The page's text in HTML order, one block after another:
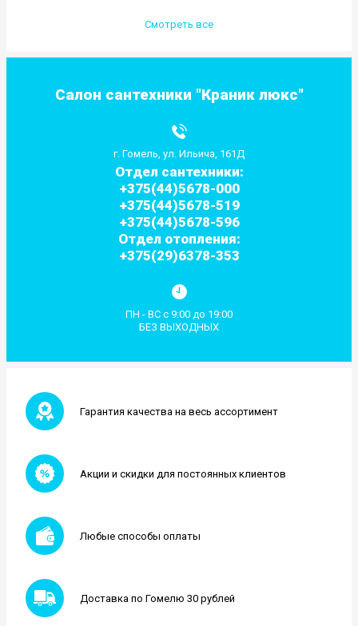
Салон сантехники "Краник люкс"
г. Гомель, ул. Ильича, 161Д
Отдел сантехники:
+375(44)5678-000
+375(44)5678-519
+375(44)5678-596
Отдел отопления:
+375(29)6378-353
ПН - ВС с 9:00 до 19:00
БЕЗ ВЫХОДНЫХ
Смотреть все
Гарантия качества на весь ассортимент
Акции и скидки для постоянных клиентов
Любые способы оплаты
Доставка по Гомелю 30 рублей